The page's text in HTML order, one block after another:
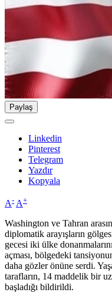
Paylaş
Linkedin
Pinterest
Telegram
Yazdır
Kopyala
A- A+
Washington ve Tahran
diplomatik arayışların
gecesi iki ülke
açması, bölgedeki
daha gözler önüne serdi.
tarafların, 14 maddelik bir
başladığı bildirildi.